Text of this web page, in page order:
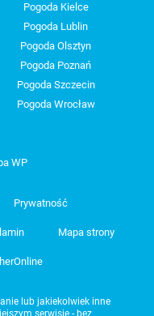
Pogoda Kielce
Pogoda Lublin
Pogoda Olsztyn
Pogoda Poznań
Pogoda Szczecin
Pogoda Wrocław
WP
Prywatność
Mapa strony
lub jakiekolwiek inne
serwisie - bez